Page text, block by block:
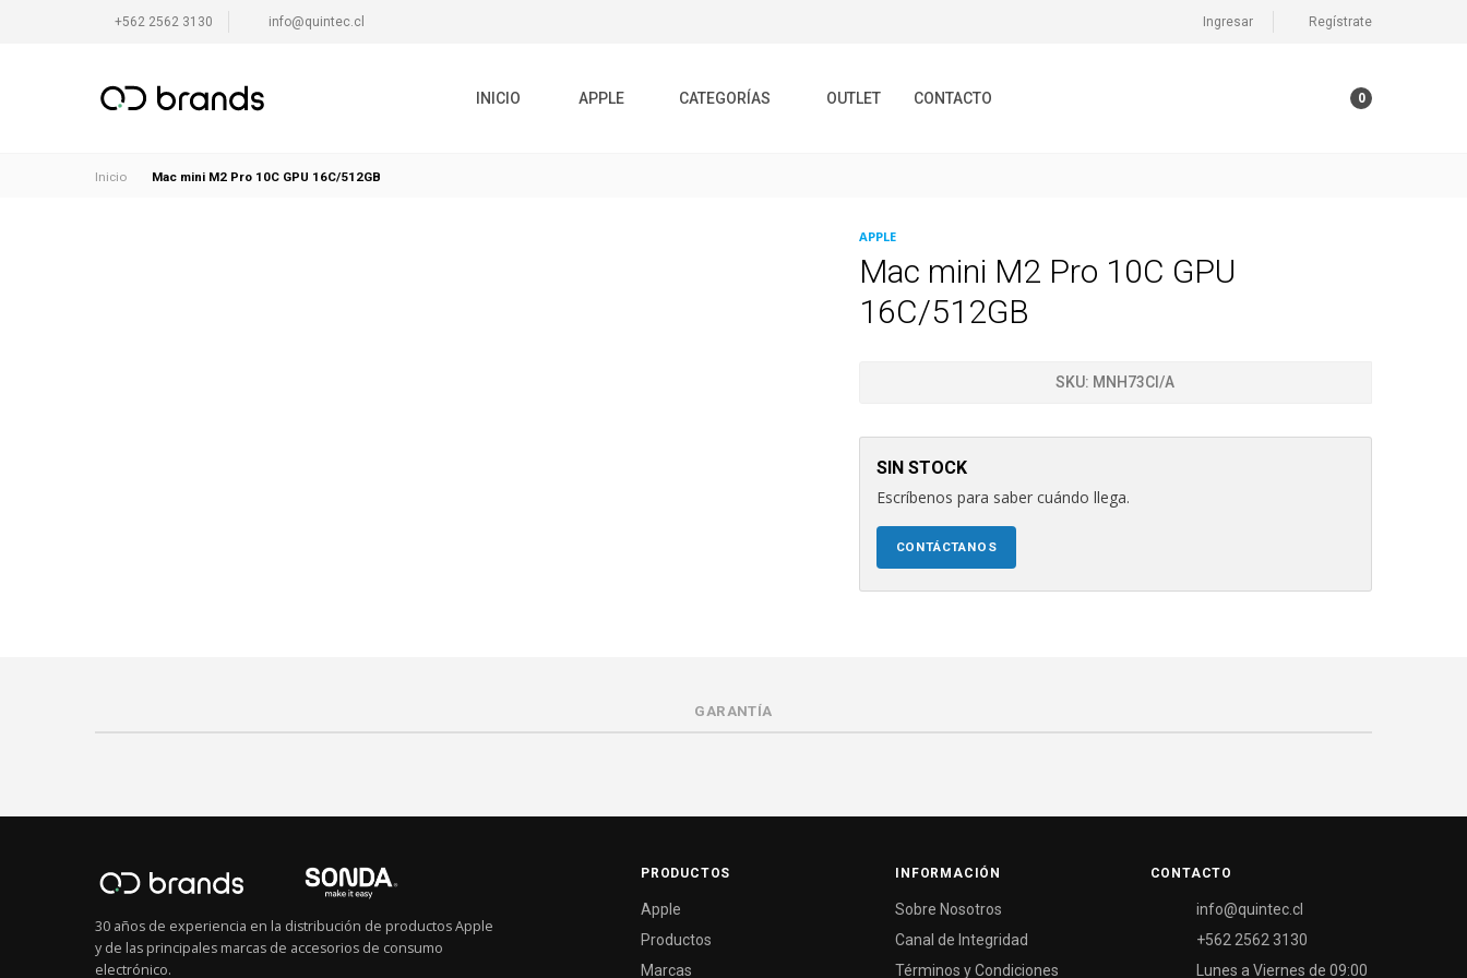
+562 2562 3130 info@quintec.cl Ingresar Regístrate
INICIO APPLE CATEGORÍAS OUTLET CONTACTO 0
Inicio Mac mini M2 Pro 10C GPU 16C/512GB
APPLE
Mac mini M2 Pro 10C GPU
16C/512GB
SKU: MNH73CI/A
SIN STOCK
Escríbenos para saber cuándo llega.
CONTÁCTANOS
GARANTÍA
30 años de experiencia en la distribución de productos Apple
y de las principales marcas de accesorios de consumo
electrónico.
PRODUCTOS
Apple
Productos
Marcas
INFORMACIÓN
Sobre Nosotros
Canal de Integridad
Términos y Condiciones
CONTACTO
info@quintec.cl
+562 2562 3130
Lunes a Viernes de 09:00